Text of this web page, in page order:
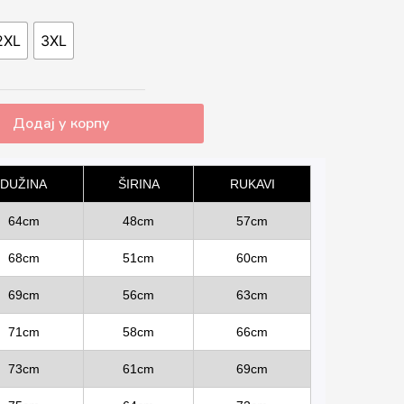
3XL
Додај у корпу
DUŽINA ŠIRINA RUKAVI
64cm 48cm 57cm
68cm 51cm 60cm
69cm 56cm 63cm
71cm 58cm 66cm
73cm 61cm 69cm